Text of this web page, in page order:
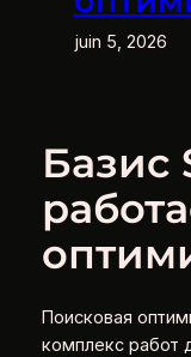
juin 5, 2026
Базис
Поисковая
комплекс работ